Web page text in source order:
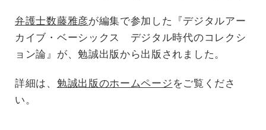
弁護士数藤雅彦が編集で参加した『デジタルアー
カイブ・ベーシックス デジタル時代のコレクシ
ョン論』が、勉誠出版から出版されました。
詳細は、 勉誠出版のホームページ をご覧くださ
い。